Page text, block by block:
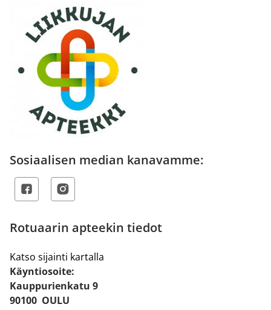
Sosiaalisen median kanavamme:
Rotuaarin apteekin tiedot
Katso sijainti kartalla
Käyntiosoite:
Kauppurienkatu 9
90100 OULU